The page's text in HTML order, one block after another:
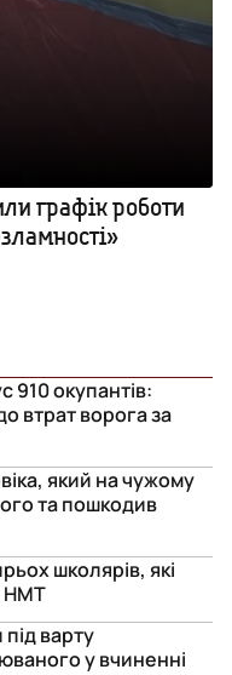
графік роботи
910 окупантів:
втрат ворога за
який на чужому
та пошкодив
школярів, які
НМТ
варту
у вчиненні